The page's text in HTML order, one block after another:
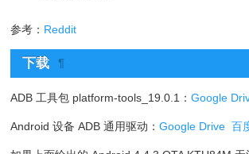
参考： Reddit
下载 ¶
ADB 工具包 platform-tools_19.0.1：Google
Android 设备 ADB 通用驱动：Google Drive 百